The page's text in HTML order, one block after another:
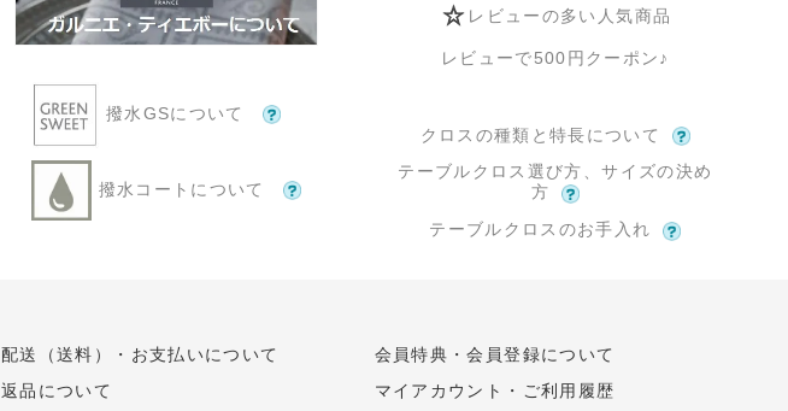
撥水GSについて
撥水コートについて
レビューの多い人気商品
レビューで500円クーポン♪
クロスの種類と特長について
テーブルクロス選び方、サイズの決め
方
テーブルクロスのお手入れ
配送（送料）・お支払いについて
返品について
会員特典・会員登録について
マイアカウント・ご利用履歴